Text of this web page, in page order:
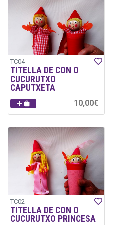
TC04
TITELLA DE CON O
CUCURUTXO
CAPUTXETA
10,00€
TC02
TITELLA DE CON O
CUCURUTXO PRINCESA